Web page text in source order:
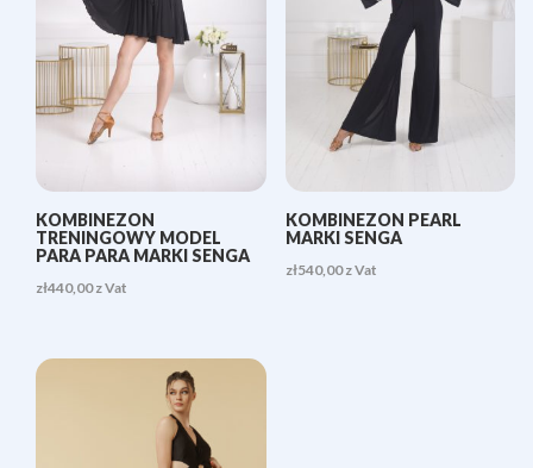
KOMBINEZON
TRENINGOWY MODEL
PARA PARA MARKI SENGA
zł440,00 z Vat
KOMBINEZON PEARL
MARKI SENGA
zł540,00 z Vat